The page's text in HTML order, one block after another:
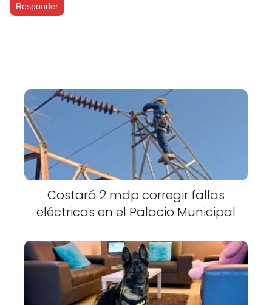
Responder
Costará 2 mdp corregir fallas
eléctricas en el Palacio Municipal